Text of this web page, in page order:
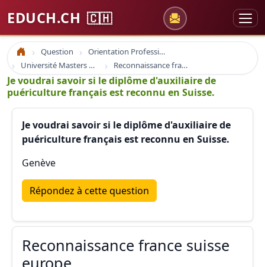
EDUCH.CH 🇨🇭
Accueil Question
Orientation Professionnelle
Université Masters Bachelor
Reconnaissance france suisse europe
Je voudrai savoir si le diplôme d'auxiliaire de
puériculture français est reconnu en Suisse.
Je voudrai savoir si le diplôme d'auxiliaire de
puériculture français est reconnu en Suisse.
Genève
Répondez à cette question
Reconnaissance france suisse
europe